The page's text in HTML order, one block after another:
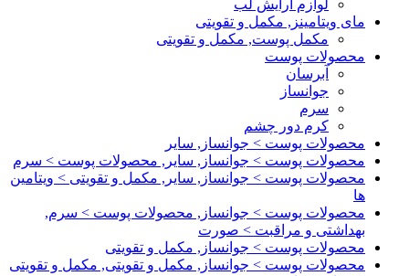
لوازم آرایش لب
مای ویتامینز, مکمل و تقویتی
مکمل پوست, مکمل و تقویتی
محصولات پوست
آبرسان
جوانساز
سرم
کرم دور چشم
محصولات پوست > جوانساز, سایر
محصولات پوست > جوانساز, سایر, محصولات پوست > سرم
محصولات پوست > جوانساز, سایر, مکمل و تقویتی > ویتامین
ها
محصولات پوست > جوانساز, محصولات پوست > سرم,
بهداشتی و مراقبت > صورت
محصولات پوست > جوانساز, مکمل و تقویتی
محصولات پوست > جوانساز, مکمل و تقویتی, مکمل و تقویتی